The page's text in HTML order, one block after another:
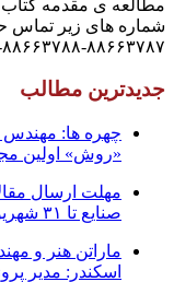
مطالعه ی مقدمه کتاب
شماره های زیر تماس
۸۸۶۶۳۷۸۷-۸۸۶۶۳۷۸۸-۸۸۶۶۳۷۸۹ فکس: ۹-۸۸۶۶۳۷۸۷
جدیدترین مطالب
چهره ها:
«روش» اولین
مهلت ارسال
صنایع تا ۳۱ شهریور تمدید شد.
ماراتن هنر و
اسکندر: مدیر